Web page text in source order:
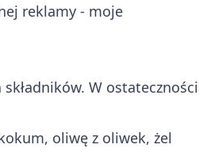
reklamy - moje
W ostateczności
oliwę z oliwek, żel